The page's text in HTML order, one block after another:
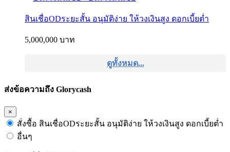
สินเชื่อODระยะสั้น อนุมัติง่าย ให้วงเงินสูง ดอกเบี้ยต่ำ
5,000,000 บาท
ดูทั้งหมด...
ส่งข้อความถึง Glorycash
×
สั่งซื้อ สินเชื่อODระยะสั้น อนุมัติง่าย ให้วงเงินสูง ดอกเบี้ยต่ำ
อื่นๆ